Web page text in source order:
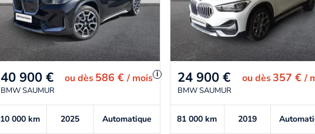
40 900 € oudès586 €/ mois i
BMW SAUMUR
10 000 km 2025 Automatique
24 900 € oudès357 €/
BMW SAUMUR
81 000km 2019